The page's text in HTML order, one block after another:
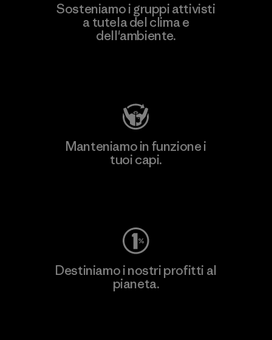
Sosteniamo i gruppi attivisti
a tutela del clima e
dell'ambiente.
Manteniamo in funzione i
tuoi capi.
Destiniamo i nostri profitti al
pianeta.